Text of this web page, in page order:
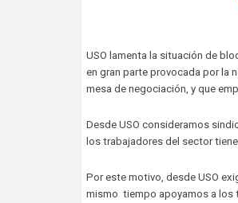
USO lamenta la situación de
en gran parte provocada por la
mesa de negociación, y que
Desde USO consideramos
los trabajadores del sector
Por este motivo, desde USO
mismo tiempo apoyamos a los